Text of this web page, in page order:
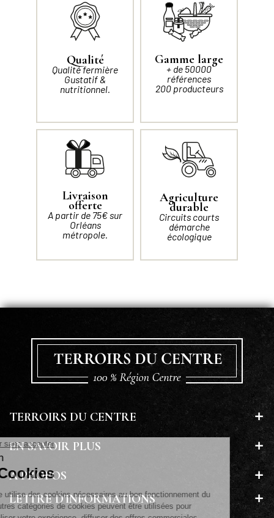
Qualité
Qualité fermière
Gustatif &
nutritionnel.
Gamme large
+ de 50000
références
200 producteurs
Livraison
offerte
A partir de 75€ sur
Orléans
métropole.
Agriculture
durable
Circuits courts
démarche
écologique
TERROIRS DU CENTRE
EN SAVOIR PLUS
A PROPOS
LETTRE D'INFORMATIONS